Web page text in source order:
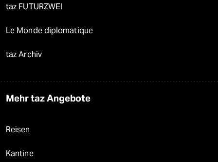
taz FUTURZWEI
Le Monde diplomatique
taz Archiv
Mehr taz Angebote
Reisen
Kantine